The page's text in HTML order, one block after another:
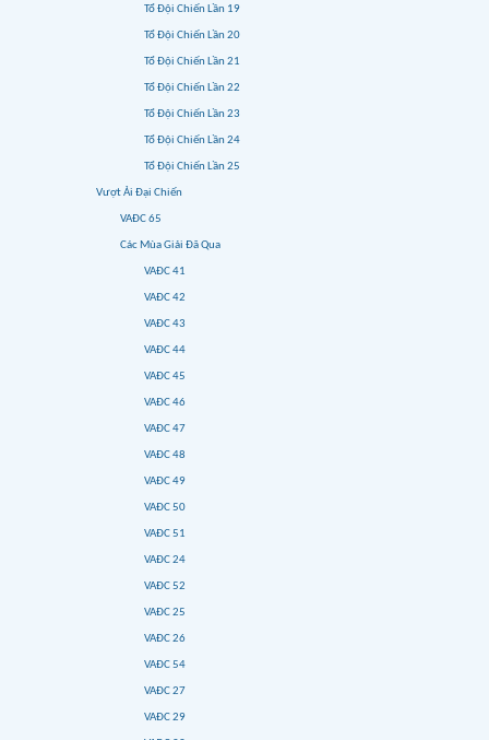
Tổ Đội Chiến Lần 19
Tổ Đội Chiến Lần 20
Tổ Đội Chiến Lần 21
Tổ Đội Chiến Lần 22
Tổ Đội Chiến Lần 23
Tổ Đội Chiến Lần 24
Tổ Đội Chiến Lần 25
Vượt Ải Đại Chiến
VAĐC 65
Các Mùa Giải Đã Qua
VAĐC 41
VAĐC 42
VAĐC 43
VAĐC 44
VAĐC 45
VAĐC 46
VAĐC 47
VAĐC 48
VAĐC 49
VAĐC 50
VAĐC 51
VAĐC 24
VAĐC 52
VAĐC 25
VAĐC 26
VAĐC 54
VAĐC 27
VAĐC 29